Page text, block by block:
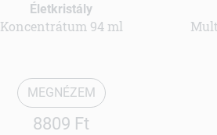
Életkristály
Koncentrátum 94 ml
MEGNÉZEM
8809 Ft